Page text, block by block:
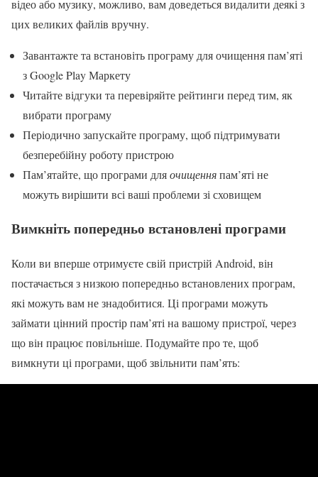
відео або музику, можливо, вам доведеться видалити деякі з
цих великих файлів вручну.
Завантажте та встановіть програму для очищення пам’яті
з Google Play Маркету
Читайте відгуки та перевіряйте рейтинги перед тим, як
вибрати програму
Періодично запускайте програму, щоб підтримувати
безперебійну роботу пристрою
Пам’ятайте, що програми дляочищенняпам’яті не
можуть вирішити всі ваші проблеми зі сховищем
Вимкніть попередньо встановлені програми
Коли ви вперше отримуєте свій пристрій Android, він
постачається з низкою попередньо встановлених програм,
які можуть вам не знадобитися. Ці програми можуть
займати цінний простір пам’яті на вашому пристрої, через
що він працює повільніше. Подумайте про те, щоб
вимкнути ці програми, щоб звільнити пам’ять: